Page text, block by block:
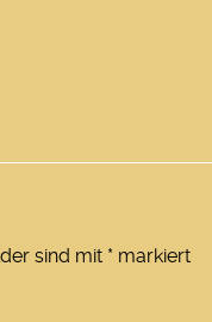
sind mit * markiert